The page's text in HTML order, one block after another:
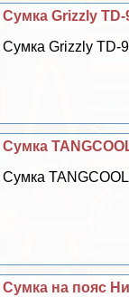
Сумка Grizzly
Сумка Grizzly TD-
Сумка
Сумка
Сумка на пояс